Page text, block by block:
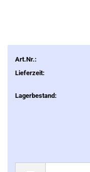
Art.Nr.:
Lieferzeit:
Lagerbestand: